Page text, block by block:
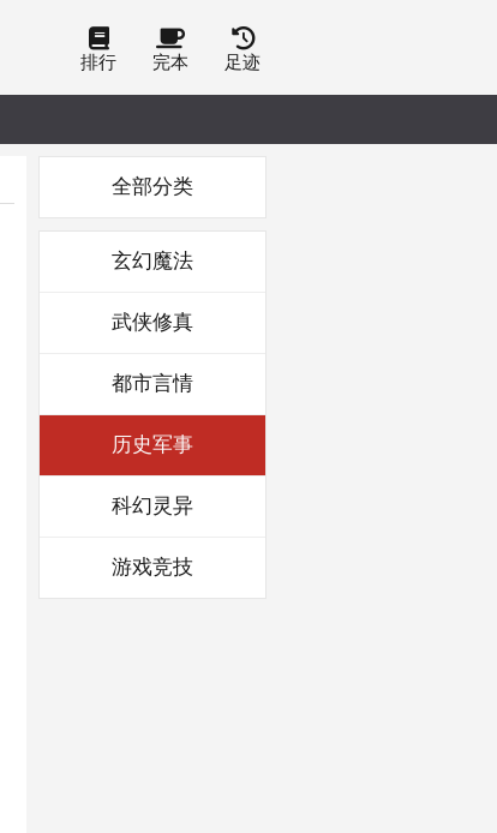
排行 完本 足迹
全部分类
玄幻魔法
武侠修真
都市言情
历史军事
科幻灵异
游戏竞技